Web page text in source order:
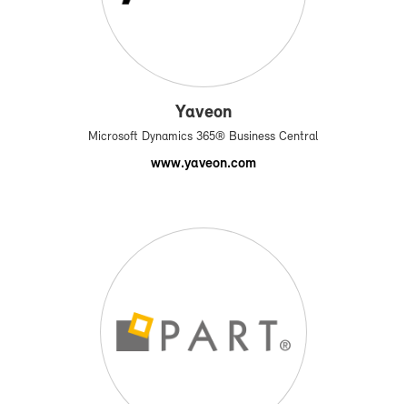
Ya­veon
Mi­cro­soft Dy­na­mics 365® Bu­si­ness Cen­tral
www.ya­veon.com